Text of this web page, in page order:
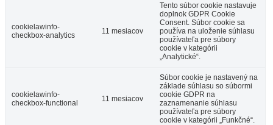
cookielawinfo-
checkbox-analytics
11 mesiacov
Tento súbor cookie nastavuje
doplnok GDPR Cookie
Consent. Súbor cookie sa
používa na uloženie súhlasu
používateľa pre súbory
cookie v kategórii
„Analytické“.
cookielawinfo-
checkbox-functional
11 mesiacov
Súbor cookie je nastavený na
základe súhlasu so súbormi
cookie GDPR na
zaznamenanie súhlasu
používateľa pre súbory
cookie v kategórii „Funkčné“.